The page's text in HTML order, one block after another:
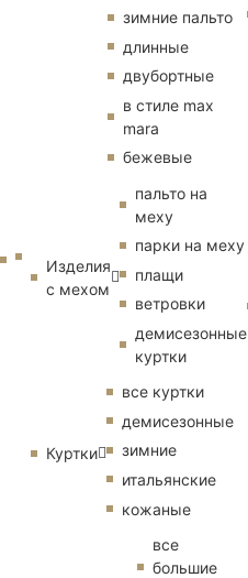
зимние пальто
длинные
двубортные
в стиле max
mara
бежевые
Изделия
с мехом
пальто на
меху
парки на меху
плащи
ветровки
демисезонные
куртки
Куртки
все куртки
демисезонные
зимние
итальянские
кожаные
все
большие